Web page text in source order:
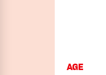
AGE